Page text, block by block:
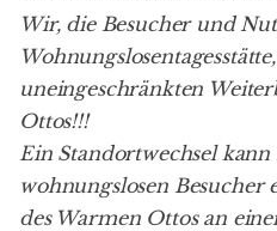
Wir, die Besucher und
uneingeschränkten
Ottos!!!
Ein Standortwechsel
wohnungslosen
des Warmen Ottos an